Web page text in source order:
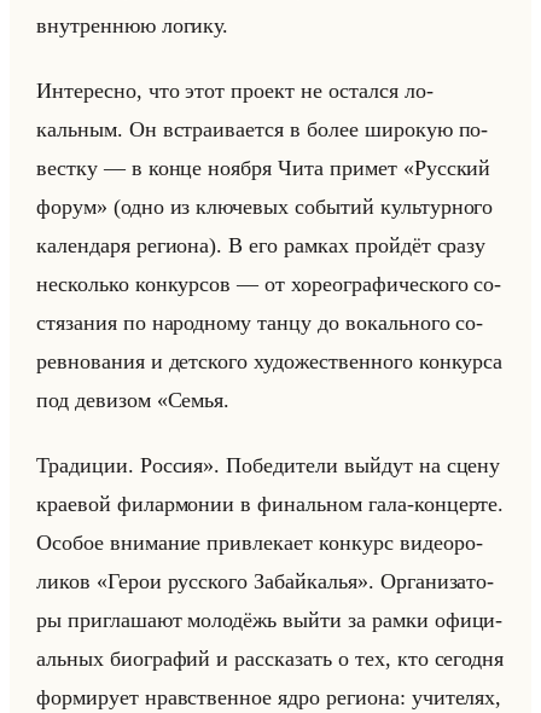
внут­рен­нюю ло­ги­ку.
Ин­те­рес­но, что этот про­ект не остал­ся ло­
кальным. Он встра­ива­ет­ся в более ши­ро­кую по­
вест­ку — в конце но­яб­ря Чита при­мет «Русский
форум» (одно из клю­че­вых со­бы­тий культур­но­го
ка­лен­да­ря ре­ги­она). В его рам­ках пройдёт сразу
несколько кон­кур­сов — от хо­рео­гра­фи­че­ско­го со­
стя­за­ния по на­род­но­му танцу до во­кально­го со­
рев­но­ва­ния и дет­ско­го ху­до­же­ствен­но­го кон­кур­са
под де­ви­зом «Семья.
Традиции. Россия». По­бе­ди­те­ли выйдут на сцену
кра­евой фи­лар­мо­нии в фи­нальном гала-кон­цер­те.
Осо­бое вни­ма­ние при­вле­ка­ет кон­курс ви­део­ро­
ли­ков «Герои русского Забайкалья». Ор­га­ни­за­то­
ры при­гла­ша­ют мо­ло­дёжь выйти за рамки офи­ци­
альных био­гра­фий и рас­ска­зать о тех, кто се­год­ня
фор­ми­ру­ет нрав­ствен­ное ядро ре­ги­она: учи­те­лях,